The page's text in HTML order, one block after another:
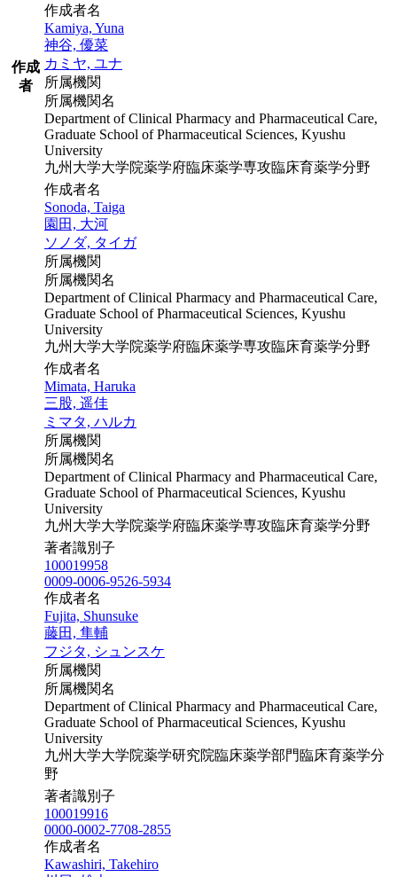
作成
者
作成者名
Kamiya, Yuna
神谷, 優菜
カミヤ, ユナ
所属機関
所属機関名
Department of Clinical Pharmacy and Pharmaceutical Care,
Graduate School of Pharmaceutical Sciences, Kyushu
University
九州大学大学院薬学府臨床薬学専攻臨床育薬学分野
作成者名
Sonoda, Taiga
園田, 大河
ソノダ, タイガ
所属機関
所属機関名
Department of Clinical Pharmacy and Pharmaceutical Care,
Graduate School of Pharmaceutical Sciences, Kyushu
University
九州大学大学院薬学府臨床薬学専攻臨床育薬学分野
作成者名
Mimata, Haruka
三股, 遥佳
ミマタ, ハルカ
所属機関
所属機関名
Department of Clinical Pharmacy and Pharmaceutical Care,
Graduate School of Pharmaceutical Sciences, Kyushu
University
九州大学大学院薬学府臨床薬学専攻臨床育薬学分野
著者識別子
100019958
0009-0006-9526-5934
作成者名
Fujita, Shunsuke
藤田, 隼輔
フジタ, シュンスケ
所属機関
所属機関名
Department of Clinical Pharmacy and Pharmaceutical Care,
Graduate School of Pharmaceutical Sciences, Kyushu
University
九州大学大学院薬学研究院臨床薬学部門臨床育薬学分
野
著者識別子
100019916
0000-0002-7708-2855
作成者名
Kawashiri, Takehiro